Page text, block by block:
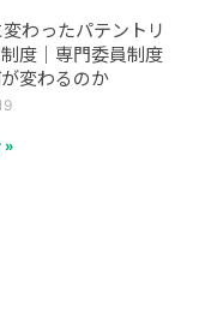
わったパテントリ
度｜専門委員制度
変わるのか
»